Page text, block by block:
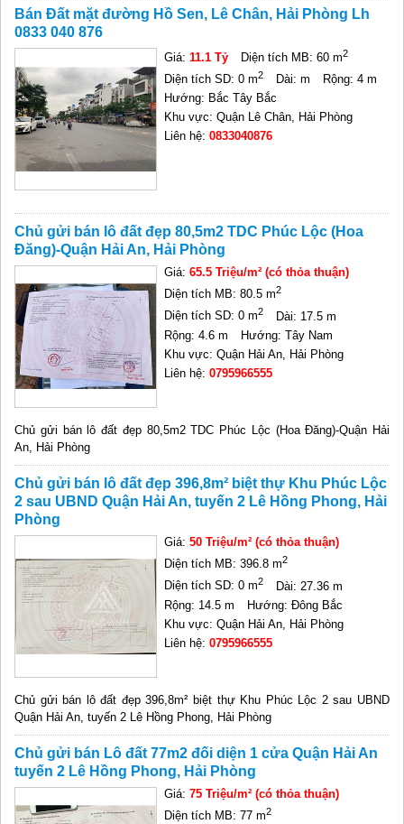
Bán Đất mặt đường Hồ Sen, Lê Chân, Hải Phòng Lh
0833 040 876
Giá:11.1 Tỷ Diện tích MB: 60 m2
Diện tích SD: 0 m2 Dài: m
Rộng: 4 m
Hướng: Bắc Tây Bắc
Khu vực: Quận Lê Chân, Hải Phòng
Liên hệ:0833040876
Chủ gửi bán lô đất đẹp 80,5m2 TDC Phúc Lộc (Hoa
Đăng)-Quận Hải An, Hải Phòng
Giá:65.5 Triệu/m² (có thỏa thuận)
Diện tích MB: 80.5 m2
Diện tích SD: 0 m2
Dài: 17.5 m
Rộng: 4.6 m
Hướng: Tây Nam
Khu vực: Quận Hải An, Hải Phòng
Liên hệ:0795966555
Chủ gửi bán lô đất đẹp 80,5m2 TDC Phúc Lộc (Hoa Đăng)-Quận Hải
An, Hải Phòng
Chủ gửi bán lô đất đẹp 396,8m² biệt thự Khu Phúc Lộc
2 sau UBND Quận Hải An, tuyến 2 Lê Hồng Phong, Hải
Phòng
Giá:50 Triệu/m² (có thỏa thuận)
Diện tích MB: 396.8 m2
Diện tích SD: 0 m2
Dài: 27.36 m
Rộng: 14.5 m
Hướng: Đông Bắc
Khu vực: Quận Hải An, Hải Phòng
Liên hệ:0795966555
Chủ gửi bán lô đất đẹp 396,8m² biệt thự Khu Phúc Lộc 2 sau UBND
Quận Hải An, tuyến 2 Lê Hồng Phong, Hải Phòng
Chủ gửi bán Lô đất 77m2 đối diện 1 cửa Quận Hải An
tuyến 2 Lê Hồng Phong, Hải Phòng
Giá:75 Triệu/m² (có thỏa thuận)
Diện tích MB: 77 m2